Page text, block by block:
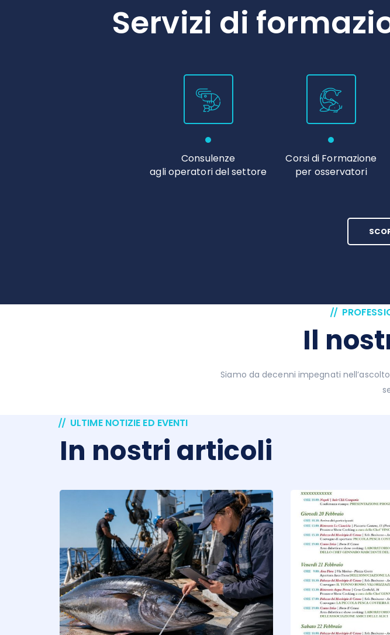
Servizi di
Consulenze
agli operatori del settore
Corsi di Formazione
per osservatori
Il
Siamo da decenni impegnati
ULTIME NOTIZIE ED EVENTI
In nostri articoli